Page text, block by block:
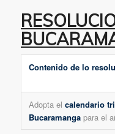
Contenido de lo
Adopta el calendario
Bucaramangapara el